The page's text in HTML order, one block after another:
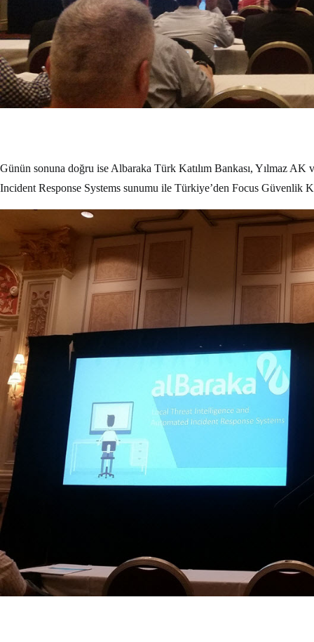
Günün sonuna doğru ise Albaraka Türk Katılım Bankası, Yılmaz
Incident Response Systems sunumu ile Türkiye’den Focus Güvenlik